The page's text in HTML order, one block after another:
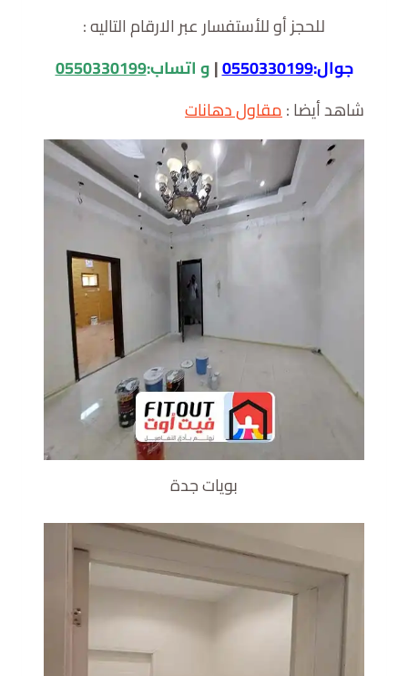
للحجز أو للأستفسار عبر الارقام التاليه :
جوال:0550330199
|و اتساب:0550330199
شاهد أيضا :مقاول دهانات
بويات جدة